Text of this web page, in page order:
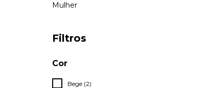
Mulher
Filtros
Cor
Bege (2)